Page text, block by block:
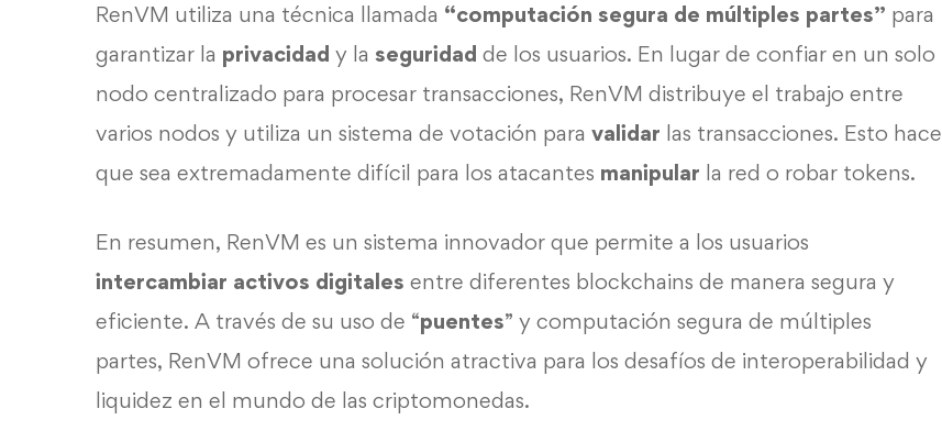
RenVM utiliza una técnica llamada “computación segura de múltiples partes” para
garantizar la privacidad y la seguridad de los usuarios. En lugar de confiar en un solo
nodo centralizado para procesar transacciones, RenVM distribuye el trabajo entre
varios nodos y utiliza un sistema de votación para validar las transacciones. Esto hace
que sea extremadamente difícil para los atacantes manipular la red o robar tokens.
En resumen, RenVM es un sistema innovador que permite a los usuarios
intercambiar activos digitales entre diferentes blockchains de manera segura y
eficiente. A través de su uso de “puentes” y computación segura de múltiples
partes, RenVM ofrece una solución atractiva para los desafíos de interoperabilidad y
liquidez en el mundo de las criptomonedas.